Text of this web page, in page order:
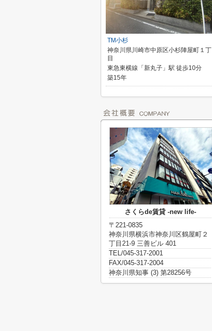
TM小杉
神奈川県川崎市中原区小杉陣屋町１丁
目
東急東横線「新丸子」駅 徒歩10分
築15年
さくらde賃貸 -new life-
〒221-0835
神奈川県横浜市神奈川区鶴屋町２
丁目21-9 三善ビル 401
TEL/045-317-2001
FAX/045-317-2004
神奈川県知事 (3) 第28256号